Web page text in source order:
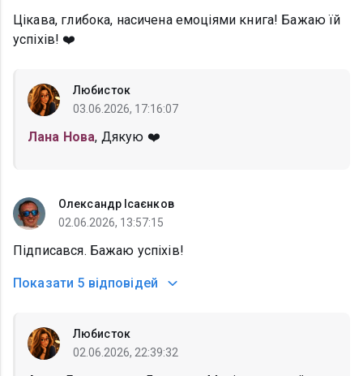
Цікава, глибока, насичена емоціями книга! Бажаю їй
успіхів! ❤️
Любисток
03.06.2026, 17:16:07
Лана Нова, Дякую ❤️
Олександр Ісаєнков
02.06.2026, 13:57:15
Підписався. Бажаю успіхів!
Показати 5 відповідей
Любисток
02.06.2026, 22:39:32